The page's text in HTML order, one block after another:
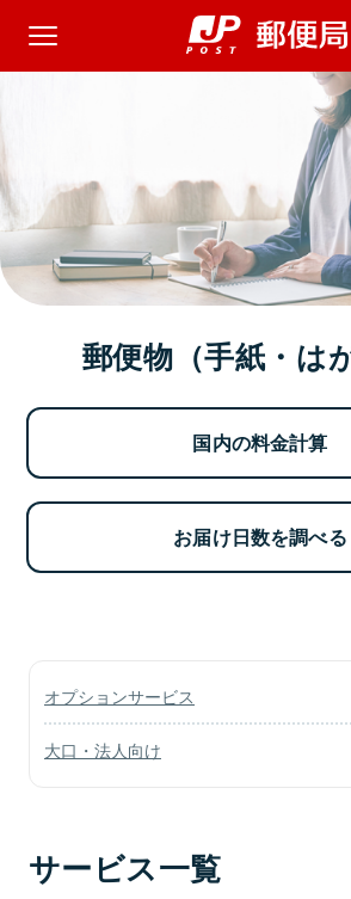
郵便物（手紙・は
国内の料金計算
お届け日数を調べる
オプションサービス
大口・法人向け
サービス一覧